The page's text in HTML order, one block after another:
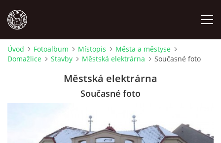
MÍSTOPIS
Úvod Fotoalbum Místopis
Města a městyse
Domažlice
Stavby Městská elektrárna Současné foto
Městská elektrárna
Současné foto